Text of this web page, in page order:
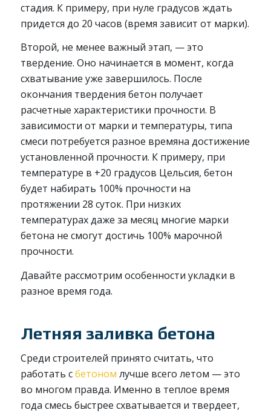
стадия. К примеру, при нуле градусов ждать
придется до 20 часов (время зависит от марки).
Второй, не менее важный этап, — это
твердение. Оно начинается в момент, когда
схватывание уже завершилось. После
окончания твердения бетон получает
расчетные характеристики прочности. В
зависимости от марки и температуры, типа
смеси потребуется разное времяна достижение
установленной прочности. К примеру, при
температуре в +20 градусов Цельсия, бетон
будет набирать 100% прочности на
протяжении 28 суток. При низких
температурах даже за месяц многие марки
бетона не смогут достичь 100% марочной
прочности.
Давайте рассмотрим особенности укладки в
разное время года.
Летняя заливка бетона
Среди строителей принято считать, что
работать сбетоном лучше всего летом — это
во многом правда. Именно в теплое время
года смесь быстрее схватывается и твердеет,